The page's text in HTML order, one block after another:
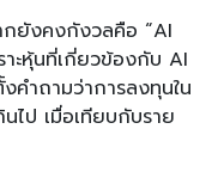
ยังคงกังวลคือ “AI
ะหุ้นที่เกี่ยวข้องกับ AI
คำถามว่าการลงทุนใน
ไป เมื่อเทียบกับราย